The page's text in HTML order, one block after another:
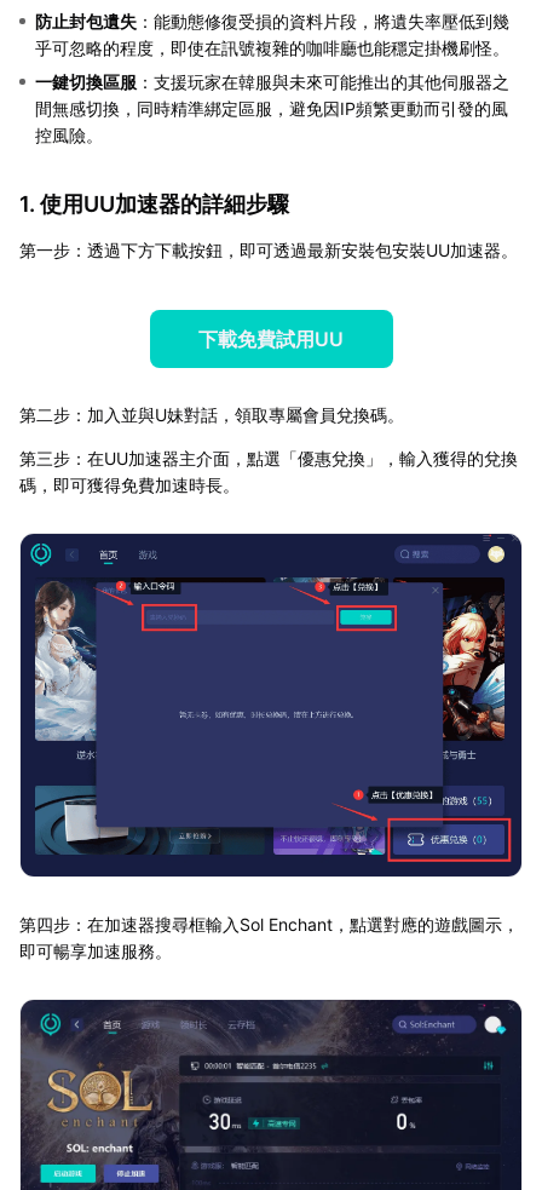
防止封包遺失 ：能動態修復受損的資料片段，將遺失率壓低到幾
乎可忽略的程度，即使在訊號複雜的咖啡廳也能穩定掛機刷怪。
一鍵切換區服 ：支援玩家在韓服與未來可能推出的其他伺服器之
間無感切換，同時精準綁定區服，避免因IP頻繁更動而引發的風
控風險。
1. 使用UU加速器的詳細步驟
第一步：透過下方下載按鈕，即可透過最新安裝包安裝UU加速器。
下載免費試用UU
第二步：加入並與U妹對話，領取專屬會員兌換碼。
第三步：在UU加速器主介面，點選「優惠兌換」，輸入獲得的兌換
碼，即可獲得免費加速時長。
第四步：在加速器搜尋框輸入Sol Enchant，點選對應的遊戲圖示，
即可暢享加速服務。